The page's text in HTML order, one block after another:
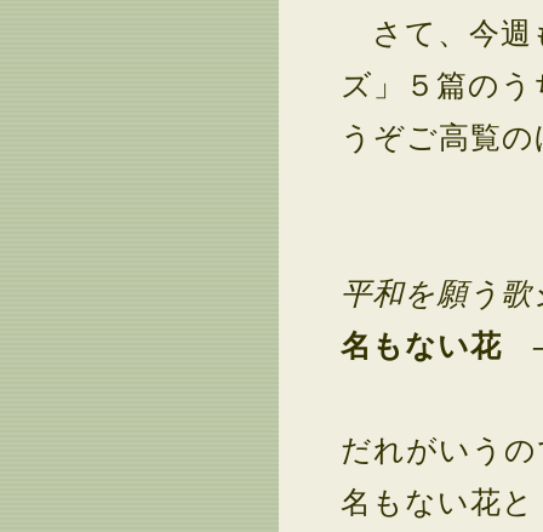
さて、今週
ズ」５篇の
うぞご高覧
平和を願う
名もない花
だれがいう
名もない花